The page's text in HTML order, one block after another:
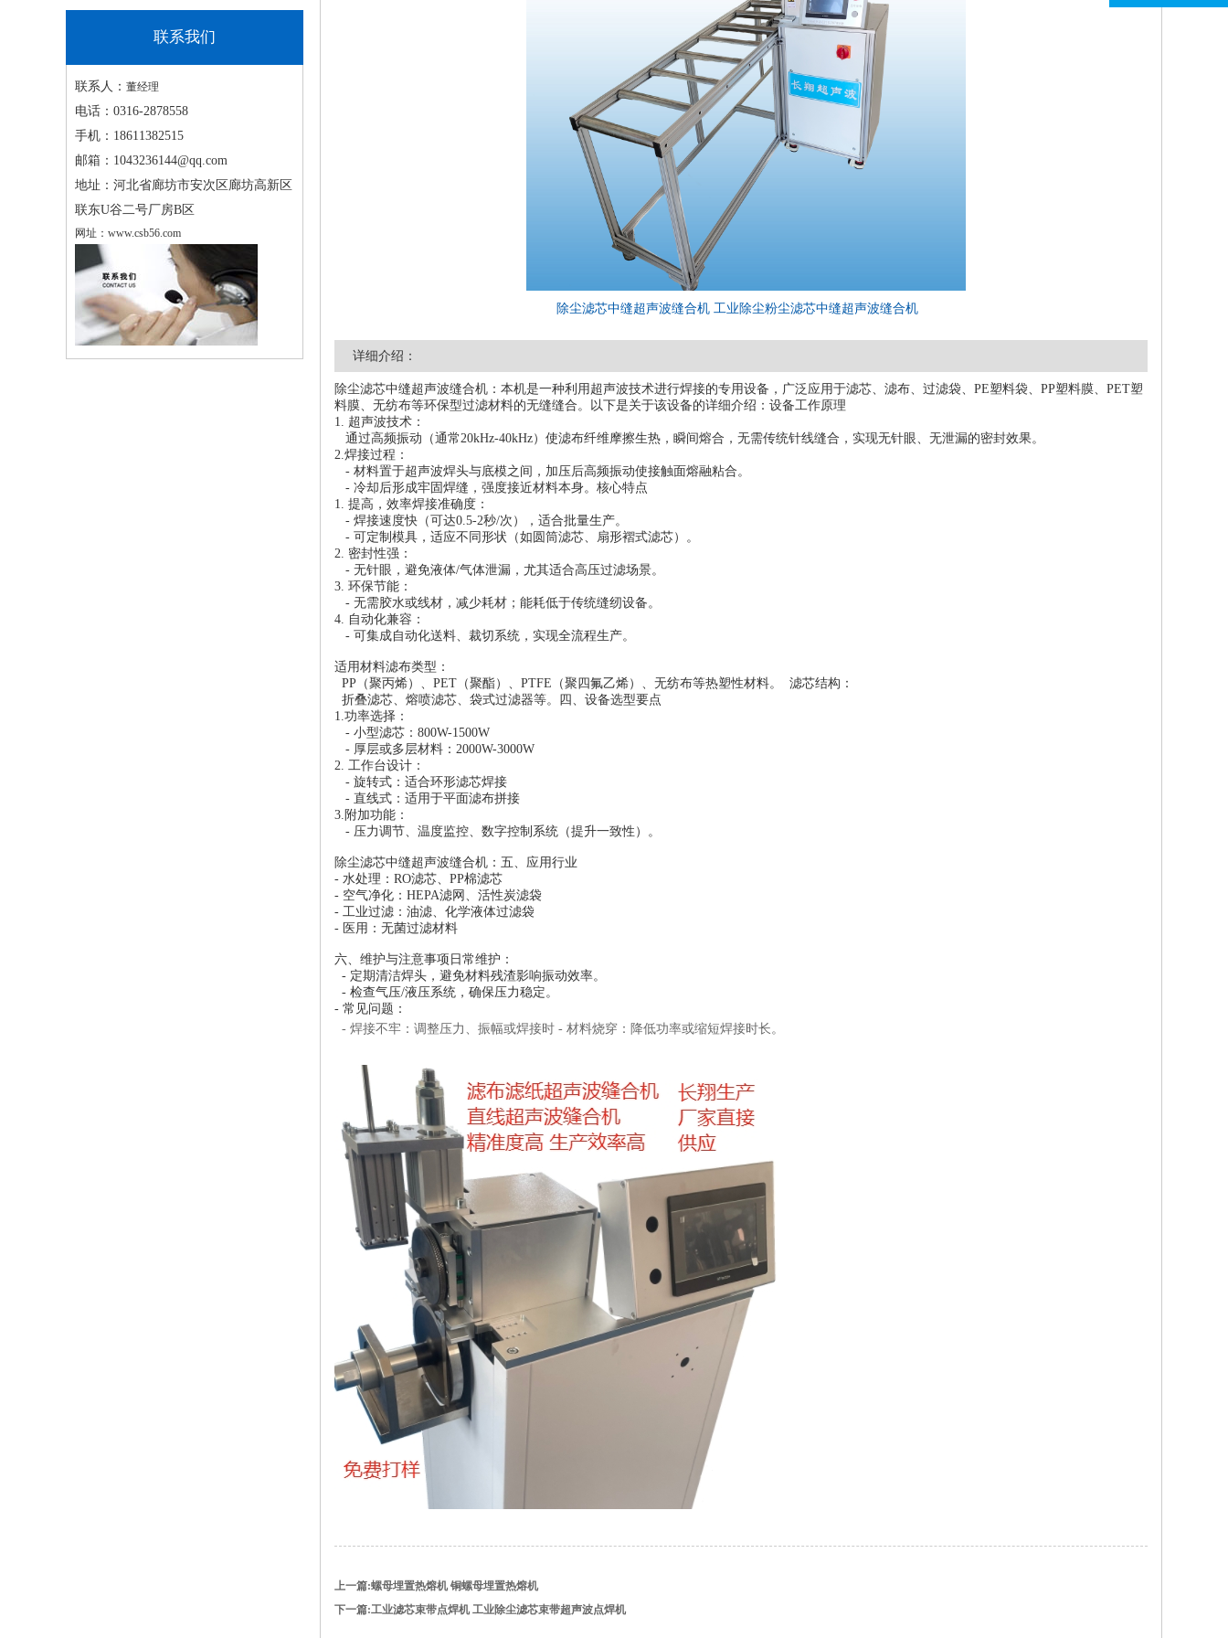
联系我们
联系人： 董经理
电话： 0316-2878558
手机： 18611382515
邮箱： 1043236144@qq.com
地址： 河北省廊坊市安次区廊坊高新区
联东U谷二号厂房B区
网址： www.csb56.com
除尘滤芯中缝超声波缝合机 工业除尘粉尘滤芯中缝超声波缝合机
详细介绍：
除尘滤芯中缝超声波缝合机：本机是一种利用超声波技术进行焊接的专用设备，广泛应用于滤芯、滤布、过滤袋、PE塑料袋、PP塑料膜、PET塑
料膜、无纺布等环保型过滤材料的无缝缝合。以下是关于该设备的详细介绍：设备工作原理
1. 超声波技术：
通过高频振动（通常20kHz-40kHz）使滤布纤维摩擦生热，瞬间熔合，无需传统针线缝合，实现无针眼、无泄漏的密封效果。
2.焊接过程：
- 材料置于超声波焊头与底模之间，加压后高频振动使接触面熔融粘合。
- 冷却后形成牢固焊缝，强度接近材料本身。核心特点
1. 提高，效率焊接准确度：
- 焊接速度快（可达0.5-2秒/次），适合批量生产。
- 可定制模具，适应不同形状（如圆筒滤芯、扇形褶式滤芯）。
2. 密封性强：
- 无针眼，避免液体/气体泄漏，尤其适合高压过滤场景。
3. 环保节能：
- 无需胶水或线材，减少耗材；能耗低于传统缝纫设备。
4. 自动化兼容：
- 可集成自动化送料、裁切系统，实现全流程生产。
适用材料滤布类型：
PP（聚丙烯）、PET（聚酯）、PTFE（聚四氟乙烯）、无纺布等热塑性材料。 滤芯结构：
折叠滤芯、熔喷滤芯、袋式过滤器等。四、设备选型要点
1.功率选择：
- 小型滤芯：800W-1500W
- 厚层或多层材料：2000W-3000W
2. 工作台设计：
- 旋转式：适合环形滤芯焊接
- 直线式：适用于平面滤布拼接
3.附加功能：
- 压力调节、温度监控、数字控制系统（提升一致性）。
除尘滤芯中缝超声波缝合机： 五、应用行业
- 水处理：RO滤芯、PP棉滤芯
- 空气净化：HEPA滤网、活性炭滤袋
- 工业过滤：油滤、化学液体过滤袋
- 医用：无菌过滤材料
六、维护与注意事项日常维护：
- 定期清洁焊头，避免材料残渣影响振动效率。
- 检查气压/液压系统，确保压力稳定。
- 常见问题：
- 焊接不牢：调整压力、振幅或焊接时 - 材料烧穿：降低功率或缩短焊接时长。
上一篇:螺母埋置热熔机 铜螺母埋置热熔机
下一篇:工业滤芯束带点焊机 工业除尘滤芯束带超声波点焊机